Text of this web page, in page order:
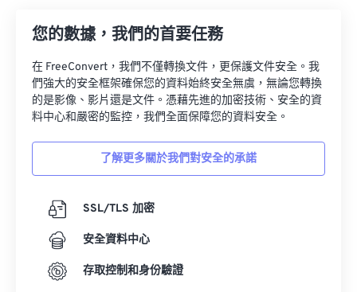
您的數據，我們的首要任務
在 FreeConvert，我們不僅轉換文件，更保護文件安全。我
們強大的安全框架確保您的資料始終安全無虞，無論您轉換
的是影像、影片還是文件。憑藉先進的加密技術、安全的資
料中心和嚴密的監控，我們全面保障您的資料安全。
了解更多關於我們對安全的承諾
SSL/TLS 加密
安全資料中心
存取控制和身份驗證